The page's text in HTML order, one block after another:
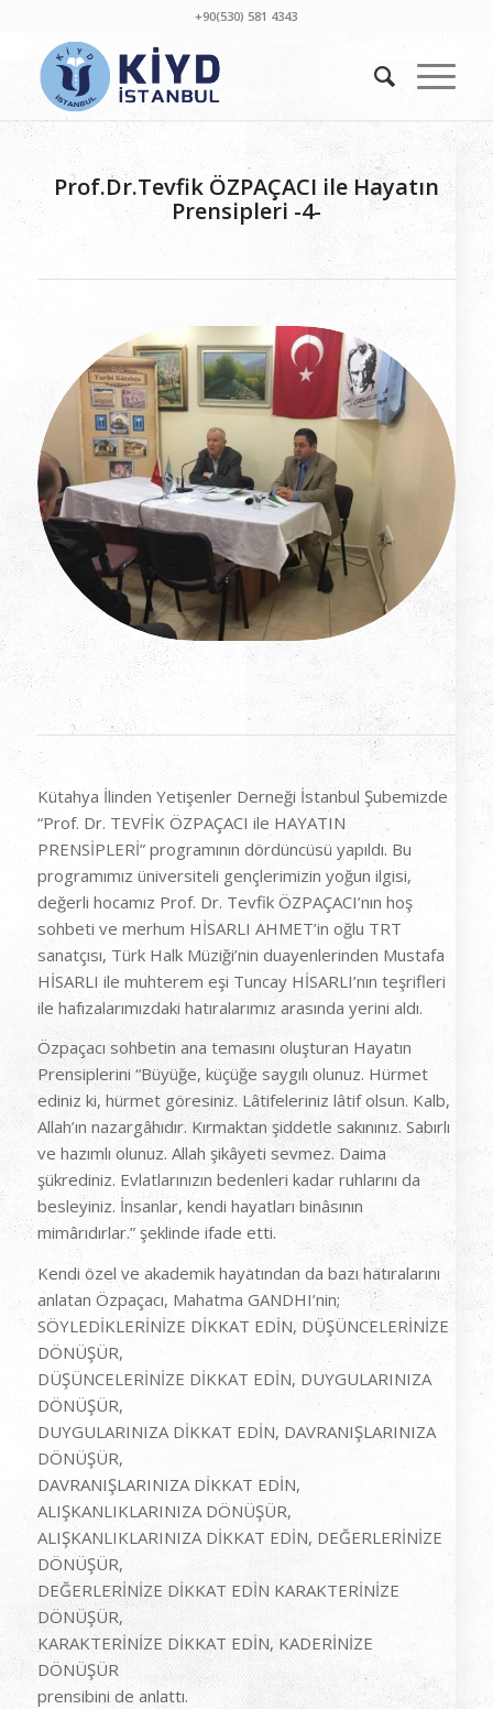
+90(530) 581 4343
Prof.Dr.Tevfik ÖZPAÇACI ile Hayatın
Prensipleri -4-
Kütahya İlinden Yetişenler Derneği İstanbul Şubemizde
“Prof. Dr. TEVFİK ÖZPAÇACI ile HAYATIN
PRENSİPLERİ” programının dördüncüsü yapıldı. Bu
programımız üniversiteli gençlerimizin yoğun ilgisi,
değerli hocamız Prof. Dr. Tevfik ÖZPAÇACI’nın hoş
sohbeti ve merhum HİSARLI AHMET’in oğlu TRT
sanatçısı, Türk Halk Müziği’nin duayenlerinden Mustafa
HİSARLI ile muhterem eşi Tuncay HİSARLI’nın teşrifleri
ile hafızalarımızdaki hatıralarımız arasında yerini aldı.
Özpaçacı sohbetin ana temasını oluşturan Hayatın
Prensiplerini “Büyüğe, küçüğe saygılı olunuz. Hürmet
ediniz ki, hürmet göresiniz. Lâtifeleriniz lâtif olsun. Kalb,
Allah’ın nazargâhıdır. Kırmaktan şiddetle sakınınız. Sabırlı
ve hazımlı olunuz. Allah şikâyeti sevmez. Daima
şükrediniz. Evlatlarınızın bedenleri kadar ruhlarını da
besleyiniz. İnsanlar, kendi hayatları binâsının
mimârıdırlar.” şeklinde ifade etti.
Kendi özel ve akademik hayatından da bazı hatıralarını
anlatan Özpaçacı, Mahatma GANDHI’nin;
SÖYLEDİKLERİNİZE DİKKAT EDİN, DÜŞÜNCELERİNİZE
DÖNÜŞÜR,
DÜŞÜNCELERİNİZE DİKKAT EDİN, DUYGULARINIZA
DÖNÜŞÜR,
DUYGULARINIZA DİKKAT EDİN, DAVRANIŞLARINIZA
DÖNÜŞÜR,
DAVRANIŞLARINIZA DİKKAT EDİN,
ALIŞKANLIKLARINIZA DÖNÜŞÜR,
ALIŞKANLIKLARINIZA DİKKAT EDİN, DEĞERLERİNİZE
DÖNÜŞÜR,
DEĞERLERİNİZE DİKKAT EDİN KARAKTERİNİZE
DÖNÜŞÜR,
KARAKTERİNİZE DİKKAT EDİN, KADERİNİZE
DÖNÜŞÜR
prensibini de anlattı.